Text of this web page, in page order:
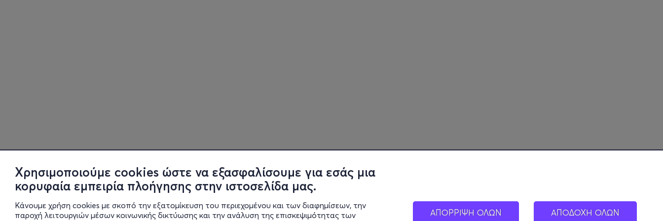
Χρησιμοποιούμε cookies ώστε να εξασφαλίσουμε για εσάς μια
κορυφαία εμπειρία πλοήγησης στην ιστοσελίδα μας.
Κάνουμε χρήση cookies με σκοπό την εξατομίκευση του περιεχομένου και των διαφημίσεων, την
παροχή λειτουργιών μέσων κοινωνικής δικτύωσης και την ανάλυση της επισκεψιμότητας των
ΑΠΟΡΡΙΨΗ ΟΛΩΝ ΑΠΟΔΟΧΗ ΟΛΩΝ